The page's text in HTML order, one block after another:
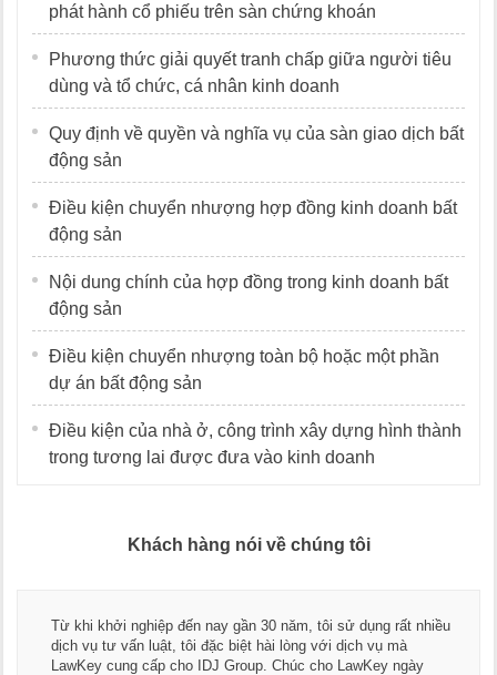
phát hành cổ phiếu trên sàn chứng khoán
Phương thức giải quyết tranh chấp giữa người tiêu
dùng và tổ chức, cá nhân kinh doanh
Quy định về quyền và nghĩa vụ của sàn giao dịch bất
động sản
Điều kiện chuyển nhượng hợp đồng kinh doanh bất
động sản
Nội dung chính của hợp đồng trong kinh doanh bất
động sản
Điều kiện chuyển nhượng toàn bộ hoặc một phần
dự án bất động sản
Điều kiện của nhà ở, công trình xây dựng hình thành
trong tương lai được đưa vào kinh doanh
Khách hàng nói về chúng tôi
Từ khi khởi nghiệp đến nay gần 30 năm, tôi sử dụng rất nhiều
dịch vụ tư vấn luật, tôi đặc biệt hài lòng với dịch vụ mà
LawKey cung cấp cho IDJ Group. Chúc cho LawKey ngày